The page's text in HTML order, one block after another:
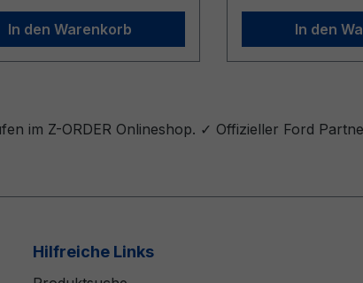
In den Warenkorb In den
im Z-ORDER Onlineshop. ✓ Offizieller Ford
Hilfreiche Links